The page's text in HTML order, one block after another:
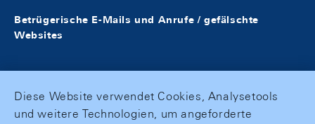
Betrügerische E-Mails und Anrufe / gefälschte
Websites
Diese Website verwendet Cookies, Analysetools
und weitere Technologien, um angeforderte